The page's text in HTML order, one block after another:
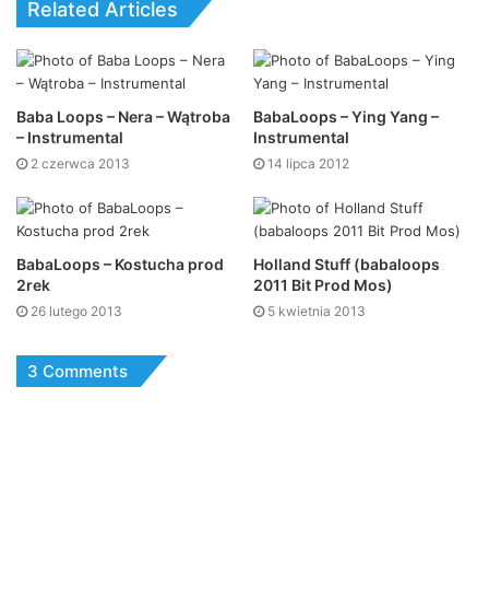
Related Articles
Baba Loops – Nera – Wątroba
– Instrumental
2 czerwca 2013
BabaLoops – Ying Yang –
Instrumental
14 lipca 2012
BabaLoops – Kostucha prod
2rek
26 lutego 2013
Holland Stuff (babaloops
2011 Bit Prod Mos)
5 kwietnia 2013
3 Comments